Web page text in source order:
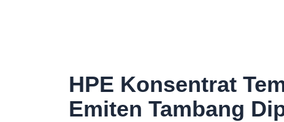
HPE Konsentrat
Emiten Tambang